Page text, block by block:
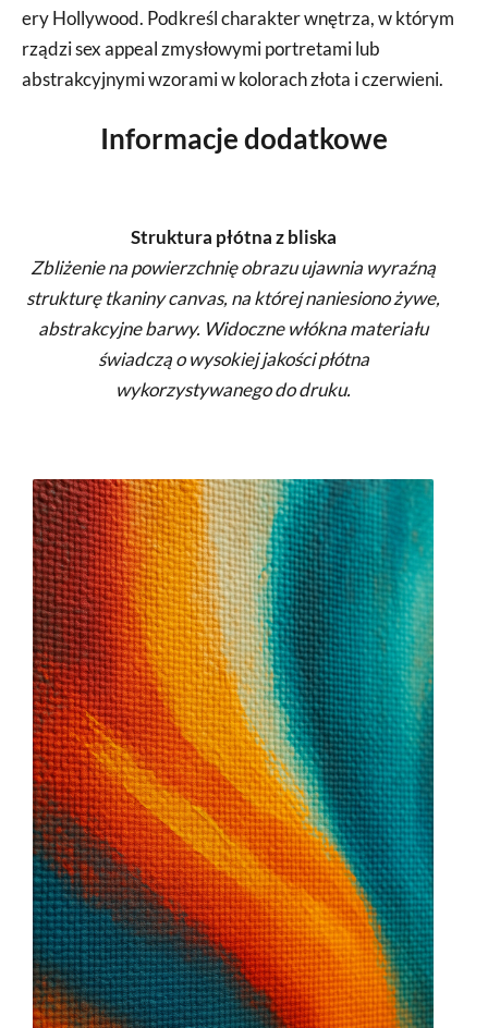
ery Hollywood. Podkreśl charakter wnętrza, w którym
rządzi sex appeal zmysłowymi portretami lub
abstrakcyjnymi wzorami w kolorach złota i czerwieni.
Informacje dodatkowe
Struktura płótna z bliska
Zbliżenie na powierzchnię obrazu ujawnia wyraźną
strukturę tkaniny canvas, na której naniesiono żywe,
abstrakcyjne barwy. Widoczne włókna materiału
świadczą o wysokiej jakości płótna
wykorzystywanego do druku.